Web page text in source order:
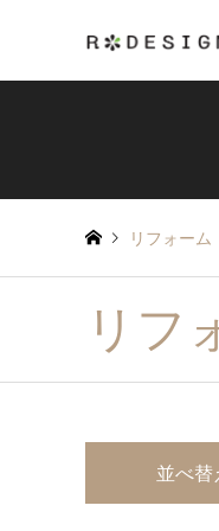
リフォーム
リフ
並べ替